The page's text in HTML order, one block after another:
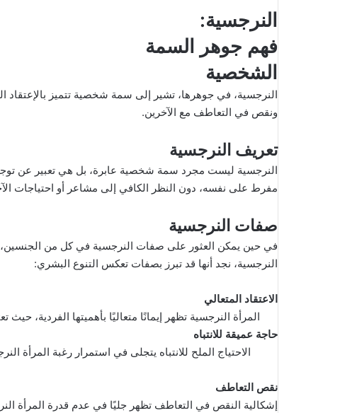
النرجسية:
فهم جوهر السمة
الشخصية
النرجسية، في جوهرها، تشير إلى سمة شخصية تتميز بالإعتقاد
ونقص في التعاطف مع الآخرين.
تعريف النرجسية
النرجسية ليست مجرد سمة شخصية عابرة، بل هي تعبير عن
مفرط على نفسه، دون النظر الكافي إلى مشاعر أو احتياجات
صفات النرجسية
في حين يمكن العثور على صفات النرجسية في كل من الجنسين،
النرجسية، نجد أنها قد تبرز بصفات تعكس التنوع البشري:
الاعتقاد المتعالي
المرأة النرجسية تظهر إيمانًا متعاليًا بأهميتها الفردية،
حاجة عميقة للانتباه
الاحتياج الملح للانتباه يتجلى في استمرار رغبة المرأة
نقص التعاطف
إشكالية النقص في التعاطف تظهر جليًا في عدم قدرة المرأة